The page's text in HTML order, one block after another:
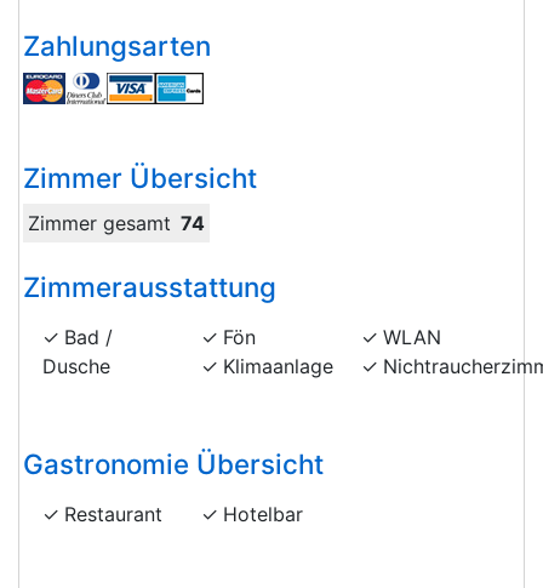
Zahlungsarten
Zimmer Übersicht
Zimmer gesamt 74
Zimmerausstattung
Bad /
Dusche
Fön
Klimaanlage
WLAN
Gastronomie Übersicht
Restaurant Hotelbar